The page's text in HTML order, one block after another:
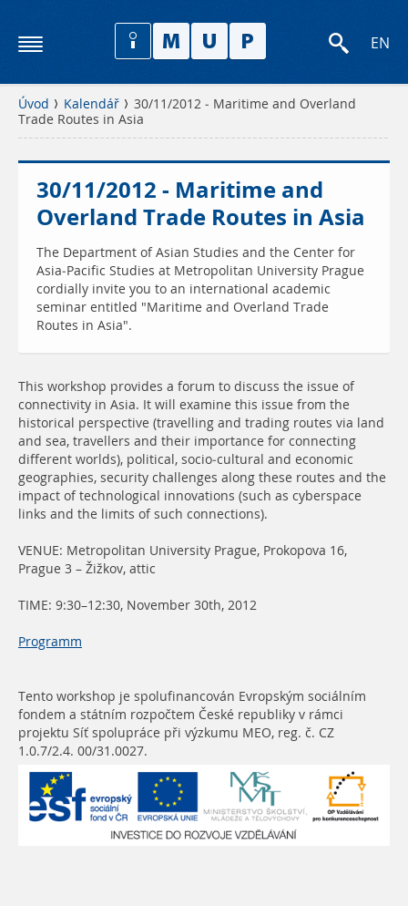
EN
Úvod Kalendář
30/11/2012 - Maritime and Overland
Trade Routes in Asia
30/11/2012 - Maritime and
Overland Trade Routes in Asia
The Department of Asian Studies and the Center for
Asia-Pacific Studies at Metropolitan University Prague
cordially invite you to an international academic
seminar entitled "Maritime and Overland Trade
Routes in Asia".
This workshop provides a forum to discuss the issue of
connectivity in Asia. It will examine this issue from the
historical perspective (travelling and trading routes via land
and sea, travellers and their importance for connecting
different worlds), political, socio-cultural and economic
geographies, security challenges along these routes and the
impact of technological innovations (such as cyberspace
links and the limits of such connections).
VENUE: Metropolitan University Prague, Prokopova 16,
Prague 3 – Žižkov, attic
TIME: 9:30–12:30, November 30th, 2012
Programm
Tento workshop je spolufinancován Evropským sociálním
fondem a státním rozpočtem České republiky v rámci
projektu Síť spolupráce při výzkumu MEO, reg. č. CZ
1.0.7/2.4. 00/31.0027.